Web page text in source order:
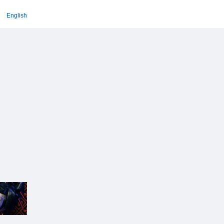
English